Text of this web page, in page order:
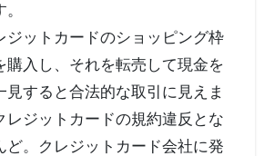
ジットカードのショッピング枠
購入し、それを転売して現金を
見すると合法的な取引に見えま
レジットカードの規約違反とな
ど。クレジットカード会社に発